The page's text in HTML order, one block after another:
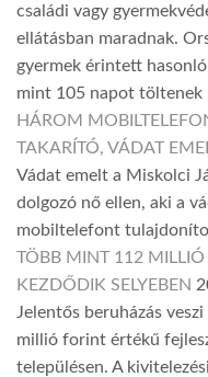
családi vagy
ellátásban maradnak.
gyermek érintett
mint 105 napot töltenek
HÁROM
TAKARÍTÓ, VÁDAT
Vádat emelt a Miskolci
dolgozó nő ellen, aki a
mobiltelefont
TÖBB MINT 112 MILLIÓ
KEZDŐDIK SELYEBEN
Jelentős beruházás
millió forint értékű
településen. A